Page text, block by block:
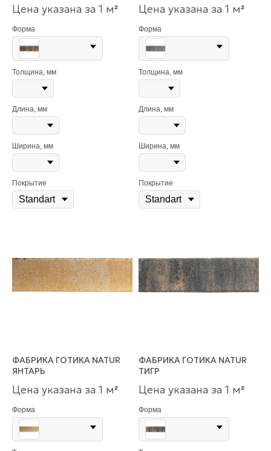
Цена указана за 1 м²
Форма
Толщина, мм
Длина, мм
Ширина, мм
Покрытие
Цена указана за 1 м²
Форма
Толщина, мм
Длина, мм
Ширина, мм
Покрытие
ФАБРИКА ГОТИКА NATUR
ЯНТАРЬ
Цена указана за 1 м²
Форма
ФАБРИКА ГОТИКА NATUR
ТИГР
Цена указана за 1 м²
Форма